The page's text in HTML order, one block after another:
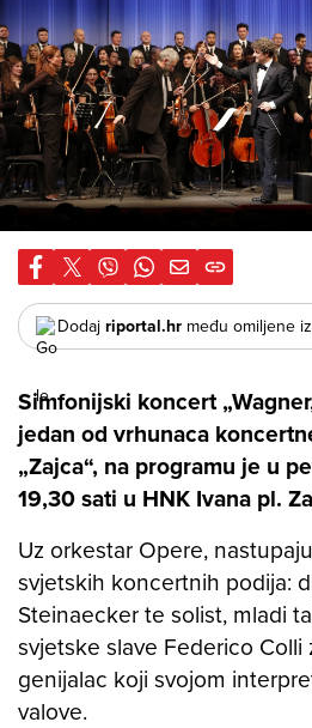
Dodaj riportal.hr među omiljene
Simfonijski koncert
jedan od vrhunaca
„Zajca“, na programu je u
19,30 sati u HNK Ivana pl.
Uz orkestar Opere,
svjetskih koncertnih podija:
Steinaecker te solist, mladi
svjetske slave Federico
genijalac koji svojom
valove.